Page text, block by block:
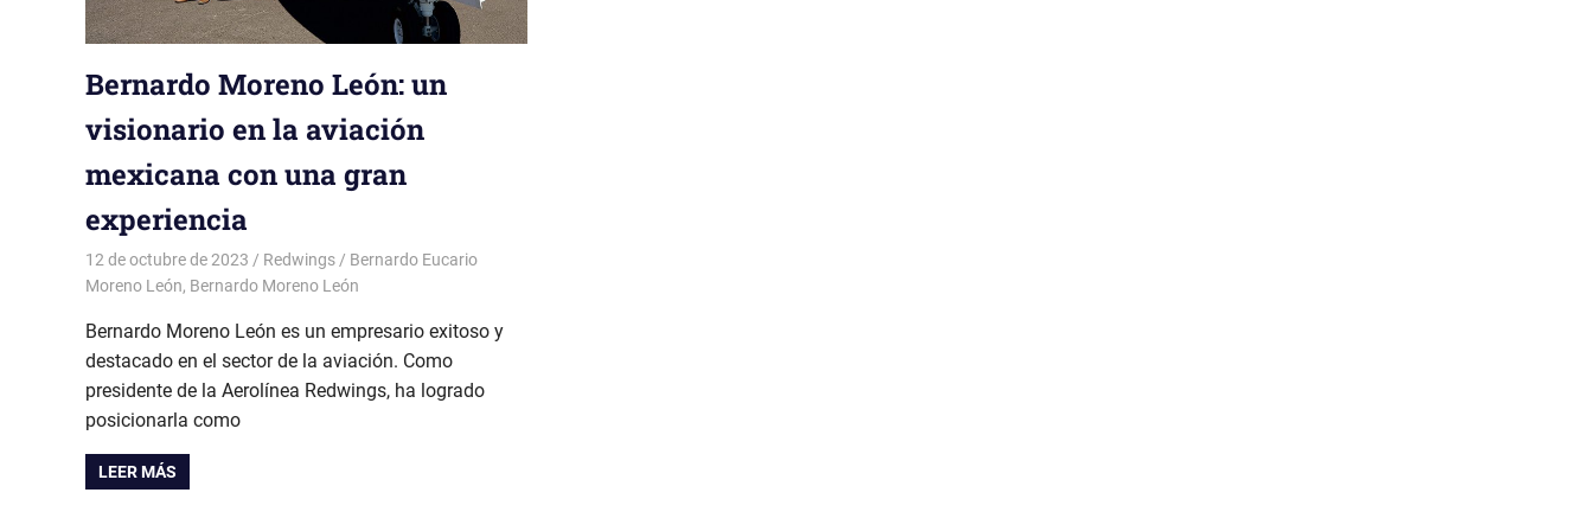
Bernardo Moreno León: un
visionario en la aviación
mexicana con una gran
experiencia
12 de octubre de 2023 Redwings
Bernardo Eucario
Moreno León, Bernardo Moreno León
Bernardo Moreno León es un empresario exitoso y
destacado en el sector de la aviación. Como
presidente de la Aerolínea Redwings, ha logrado
posicionarla como
LEER MÁS